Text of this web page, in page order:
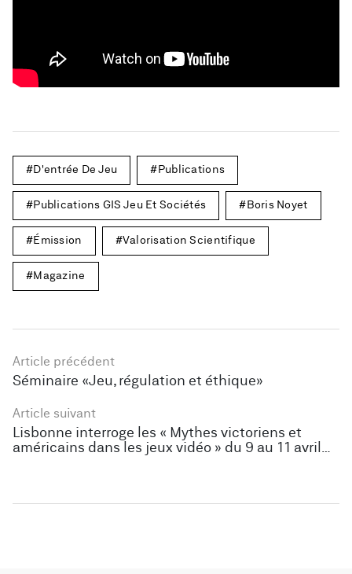
D'entrée De Jeu Publications
Publications GIS Jeu Et Sociétés Boris Noyet
Émission Valorisation Scientifique
Magazine
Article précédent
Séminaire «Jeu, régulation et éthique»
Article suivant
Lisbonne interroge les « Mythes victoriens et
américains dans les jeux vidéo » du 9 au 11 avril